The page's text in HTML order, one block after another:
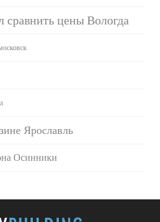
цены Вологда
Ярославль
Осинники